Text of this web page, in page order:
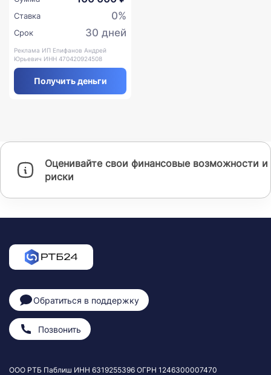
Ставка 0%
Срок 30 дней
Реклама ИП Епифанов Андрей
Юрьевич ИНН 470420924508
Получить деньги
Оценивайте свои финансовые возможности и
риски
Обратиться в поддержку
Позвонить
ООО РТБ Паблиш ИНН 6319255396 ОГРН 1246300007470